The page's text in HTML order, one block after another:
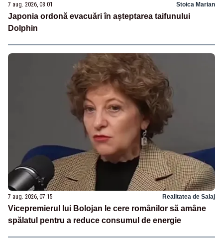
7 aug. 2026, 08:01 Stoica Marian
Japonia ordonă evacuări în așteptarea taifunului
Dolphin
7 aug. 2026, 07:15 Realitatea de Salaj
Vicepremierul lui Bolojan le cere românilor să amâne
spălatul pentru a reduce consumul de energie